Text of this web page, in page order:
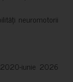
neuromotorii
2020-iunie 2026